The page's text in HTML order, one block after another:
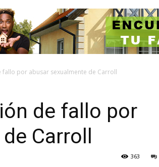
por abusar sexualmente de Carroll
de fallo por
Carroll
363